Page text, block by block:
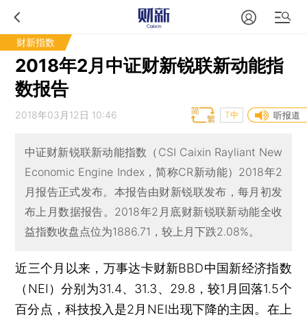
财新指数
2018年2月中证财新锐联新动能指
数报告
2018年03月12日 10:46 听报道
T中
中证财新锐联新动能指数（CSI Caixin Rayliant New
Economic Engine Index，简称CR新动能）2018年2
月报告正式发布。本报告由财新锐联发布，每月初发
布上月数据报告。2018年2月底财新锐联新动能全收
益指数收盘点位为1886.71，较上月下跌2.08%。
近三个月以来，万事达卡财新BBD中国新经济指数
（NEI）分别为31.4、31.3、29.8，较1月回落1.5个
百分点，科技投入是2月NEI出现下降的主因。在上